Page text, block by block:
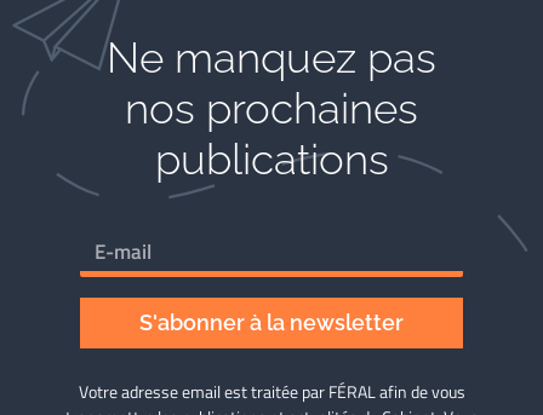
Ne manquez pas
nos prochaines
publications
S'abonner à la newsletter
Votre adresse email est traitée par FÉRAL afin de vous